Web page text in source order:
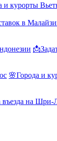
и курорты
в
🌸Города и
въезда на Шри-